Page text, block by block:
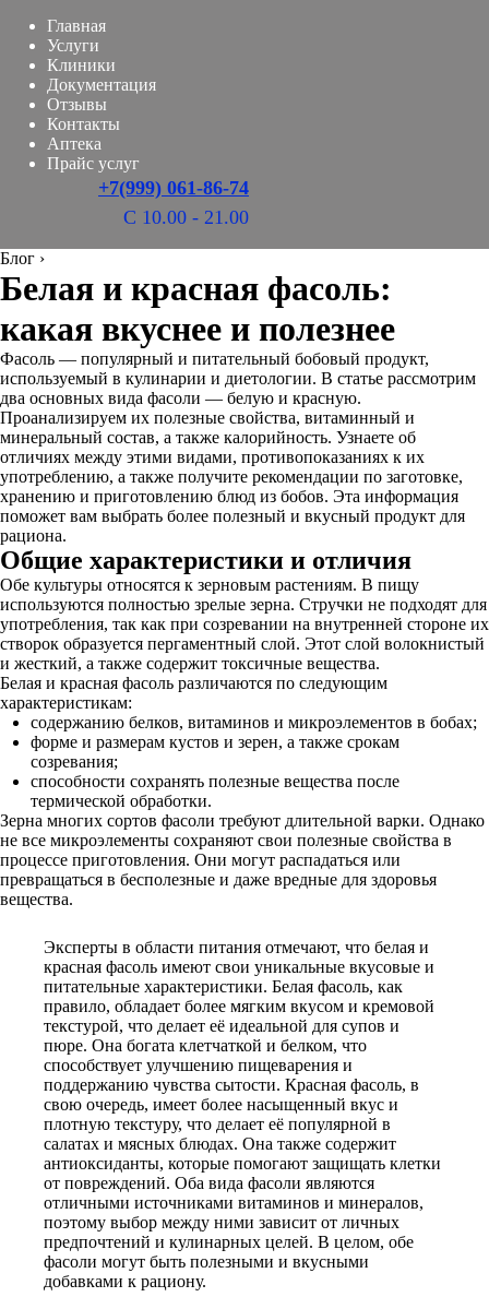
Главная
Услуги
Клиники
Документация
Отзывы
Контакты
Аптека
Прайс услуг
+7(999) 061-86-74
С 10.00 - 21.00
Блог ›
Белая и красная фасоль:
какая вкуснее и полезнее
Фасоль — популярный и питательный бобовый продукт,
используемый в кулинарии и диетологии. В статье рассмотрим
два основных вида фасоли — белую и красную.
Проанализируем их полезные свойства, витаминный и
минеральный состав, а также калорийность. Узнаете об
отличиях между этими видами, противопоказаниях к их
употреблению, а также получите рекомендации по заготовке,
хранению и приготовлению блюд из бобов. Эта информация
поможет вам выбрать более полезный и вкусный продукт для
рациона.
Общие характеристики и отличия
Обе культуры относятся к зерновым растениям. В пищу
используются полностью зрелые зерна. Стручки не подходят для
употребления, так как при созревании на внутренней стороне их
створок образуется пергаментный слой. Этот слой волокнистый
и жесткий, а также содержит токсичные вещества.
Белая и красная фасоль различаются по следующим
характеристикам:
содержанию белков, витаминов и микроэлементов в бобах;
форме и размерам кустов и зерен, а также срокам
созревания;
способности сохранять полезные вещества после
термической обработки.
Зерна многих сортов фасоли требуют длительной варки. Однако
не все микроэлементы сохраняют свои полезные свойства в
процессе приготовления. Они могут распадаться или
превращаться в бесполезные и даже вредные для здоровья
вещества.
Эксперты в области питания отмечают, что белая и
красная фасоль имеют свои уникальные вкусовые и
питательные характеристики. Белая фасоль, как
правило, обладает более мягким вкусом и кремовой
текстурой, что делает её идеальной для супов и
пюре. Она богата клетчаткой и белком, что
способствует улучшению пищеварения и
поддержанию чувства сытости. Красная фасоль, в
свою очередь, имеет более насыщенный вкус и
плотную текстуру, что делает её популярной в
салатах и мясных блюдах. Она также содержит
антиоксиданты, которые помогают защищать клетки
от повреждений. Оба вида фасоли являются
отличными источниками витаминов и минералов,
поэтому выбор между ними зависит от личных
предпочтений и кулинарных целей. В целом, обе
фасоли могут быть полезными и вкусными
добавками к рациону.